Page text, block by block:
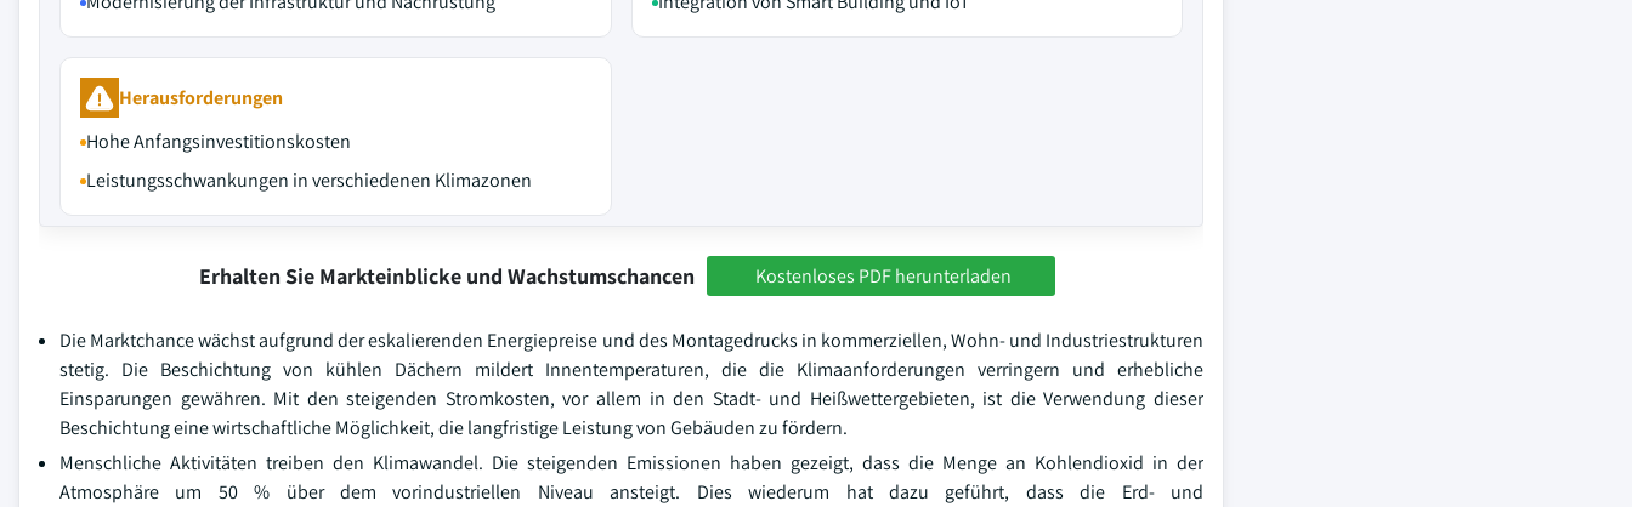
Herausforderungen
Hohe Anfangsinvestitionskosten
Leistungsschwankungen in verschiedenen Klimazonen
Erhalten Sie Markteinblicke und Wachstumschancen Kostenloses PDF herunterladen
Die Marktchance wächst aufgrund der eskalierenden Energiepreise und des Montagedrucks in kommerziellen, Wohn- und Industriestrukturen
stetig. Die Beschichtung von kühlen Dächern mildert Innentemperaturen, die die Klimaanforderungen verringern und erhebliche
Einsparungen gewähren. Mit den steigenden Stromkosten, vor allem in den Stadt- und Heißwettergebieten, ist die Verwendung dieser
Beschichtung eine wirtschaftliche Möglichkeit, die langfristige Leistung von Gebäuden zu fördern.
Menschliche Aktivitäten treiben den Klimawandel. Die steigenden Emissionen haben gezeigt, dass die Menge an Kohlendioxid in der
Atmosphäre um 50 % über dem vorindustriellen Niveau ansteigt. Dies wiederum hat dazu geführt, dass die Erd- und